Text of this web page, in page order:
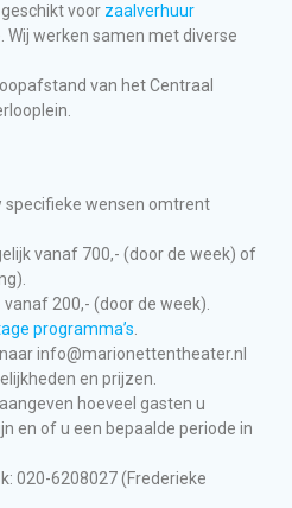
voor zaalverhuur
Wij werken samen met diverse
van het Centraal
specifieke wensen omtrent
vanaf 700,- (door de week) of
200,- (door de week).
programma’s.
info@marionettentheater.nl
en prijzen.
hoeveel gasten u
en of u een bepaalde periode in
020-6208027 (Frederieke